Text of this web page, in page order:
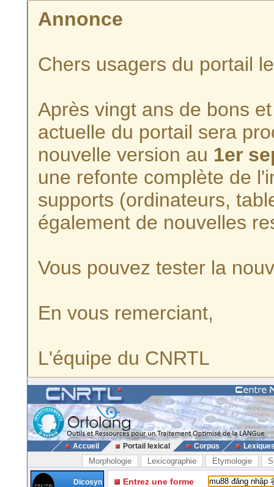
Annonce
Chers usagers du portail
Après vingt ans de bons
actuelle du portail sera
nouvelle version au 1er
une refonte complète de
supports (ordinateurs,
également de nouvelles
Vous pouvez tester la
En vous remerciant,
L'équipe du CNRTL
Accueil Portail lexical Corpus
Morphologie Lexicographie Etymologie
Dicosyn
Entrez une forme